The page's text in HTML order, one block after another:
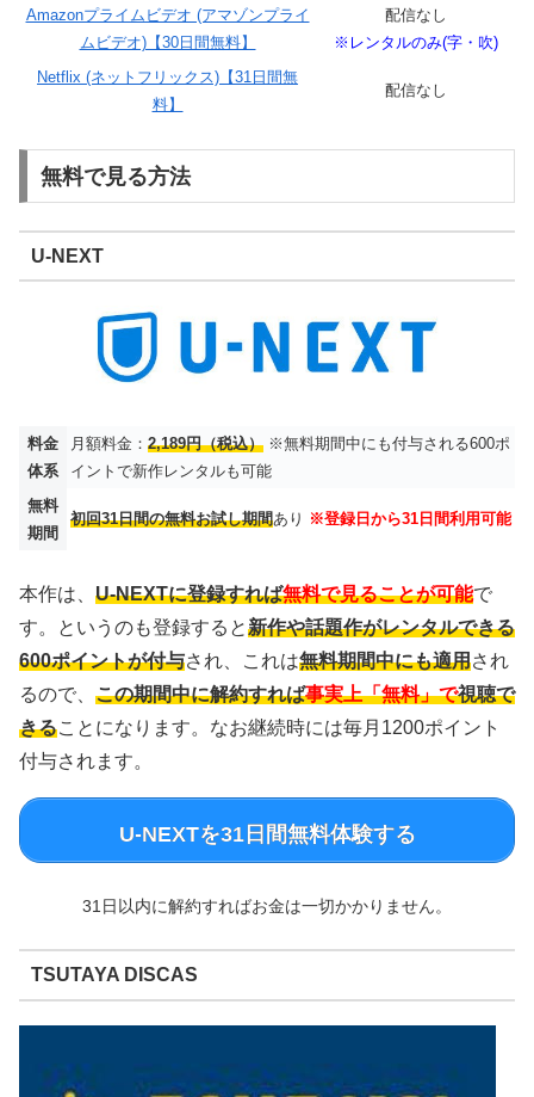
Amazonプライムビデオ (アマゾンプライ
ムビデオ)【30日間無料】
配信なし
※レンタルのみ(字・吹)
Netflix (ネットフリックス)【31日間無
料】
配信なし
無料で見る方法
U-NEXT
料金
体系
月額料金： 2,189円（税込） ※無料期間中にも付与される600ポ
イントで新作レンタルも可能
無料
期間
初回31日間の無料お試し期間あり ※登録日から31日間利用可能
本作は、 U-NEXTに登録すれば無料で見ることが可能で
す。というのも登録すると新作や話題作がレンタルできる
600ポイントが付与され、これは無料期間中にも適用され
るので、 この期間中に解約すれば事実上「無料」で視聴で
きることになります。なお継続時には毎月1200ポイント
付与されます。
U-NEXTを31日間無料体験する
31日以内に解約すればお金は一切かかりません。
TSUTAYA DISCAS